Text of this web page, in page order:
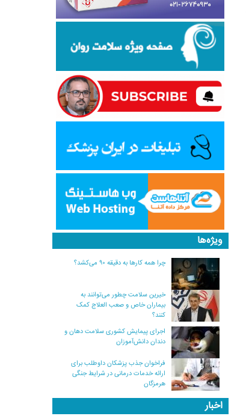
ویژه‌ها
چرا همه کارها به دقیقه ۹۰ می‌کشد؟
خیرین سلامت چطور می‌توانند به
بیماران خاص و صعب العلاج کمک
کنند؟
اجرای پیمایش کشوری سلامت دهان و
دندان دانش‌آموزان
فراخوان جذب پزشکان داوطلب برای
ارائه خدمات درمانی در شرایط جنگی
هرمزگان
اخبار